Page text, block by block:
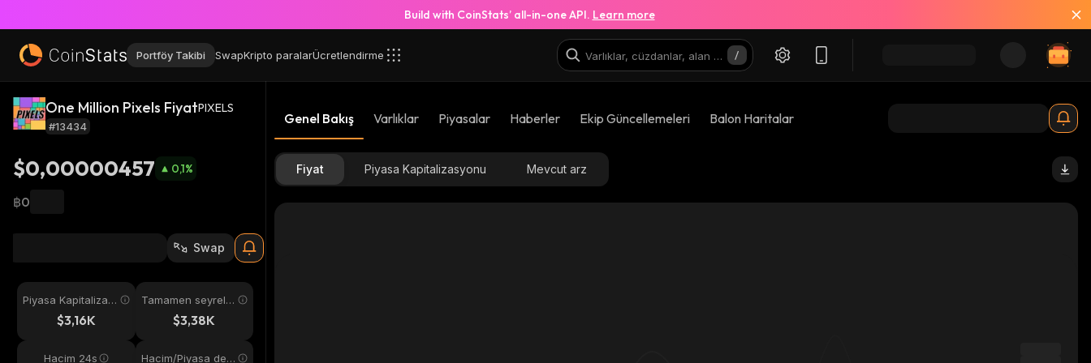
Build with CoinStats’ all-in-one API. Learn more
Portföy Takibi SwapKripto paralarÜcretlendirme
One Million Pixels FiyatPIXELS
#13434
$0,00000457 0,1%
฿0
Swap
Piyasa Kapitalizas
$3,16K
Tamamen seyreltil
$3,38K
Hacim 24s Hacim/Piyasa değ
Genel Bakış Varlıklar Piyasalar Haberler Ekip Güncellemeleri Balon Haritalar
Fiyat Piyasa Kapitalizasyonu Mevcut arz